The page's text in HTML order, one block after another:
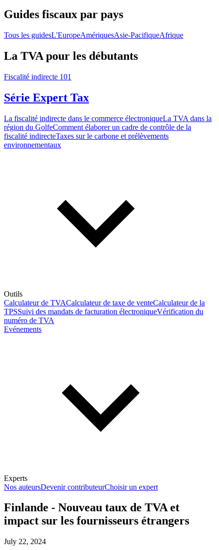
Guides fiscaux par pays
Tous les guidesL'EuropeAmériquesAsie-PacifiqueAfrique
La TVA pour les débutants
Fiscalité indirecte 101
Série Expert Tax
La fiscalité indirecte dans le commerce électroniqueLa TVA dans la
région du GolfeComment élaborer un cadre de contrôle de la
fiscalité indirecteTaxes sur le carbone et prélèvements
environnementaux
Outils
Calculateur de TVACalculateur de taxe de venteCalculateur de la
TPSSuivi des mandats de facturation électroniqueVérification du
numéro de TVA
Evénements
Experts
Nos auteursDevenir contributeurChoisir un expert
En savoir plus sur la fiscalité
Finlande - Nouveau taux de TVA et
impact sur les fournisseurs étrangers
July 22, 2024